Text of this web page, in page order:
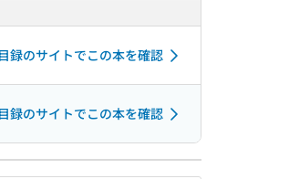
録のサイトでこの本を確認
録のサイトでこの本を確認